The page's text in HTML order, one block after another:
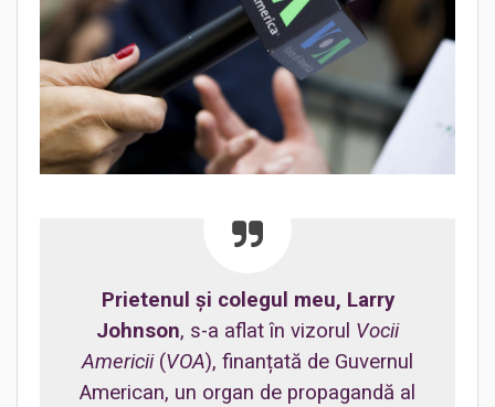
Prietenul și colegul meu, Larry
Johnson, s-a aflat în vizorul Vocii
Americii (VOA), finanțată de Guvernul
American, un organ de propagandă al